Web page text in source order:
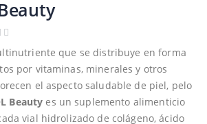
que se distribuye en forma
por vitaminas, minerales y otros
el aspecto saludable de piel, pelo
Beauty es un suplemento alimenticio
vial hidrolizado de colágeno, ácido